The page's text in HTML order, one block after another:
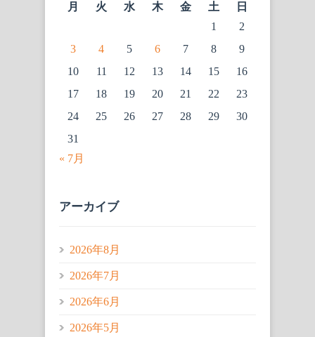
月 火 水 木 金 土
日
1
2
3
4 5 6 7 8
9
10
11 12 13 14 15
16
17
18 19 20 21 22
23
24
25 26 27 28 29
30
31
« 7月
アーカイブ
2026年8月
2026年7月
2026年6月
2026年5月